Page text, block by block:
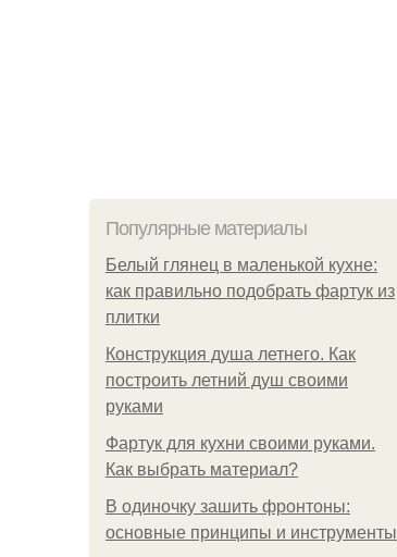
Популярные материалы
Белый глянец в маленькой кухне:
как правильно подобрать фартук из
плитки
Конструкция душа летнего. Как
построить летний душ своими
руками
Фартук для кухни своими руками.
Как выбрать материал?
В одиночку зашить фронтоны:
основные принципы и инструменты